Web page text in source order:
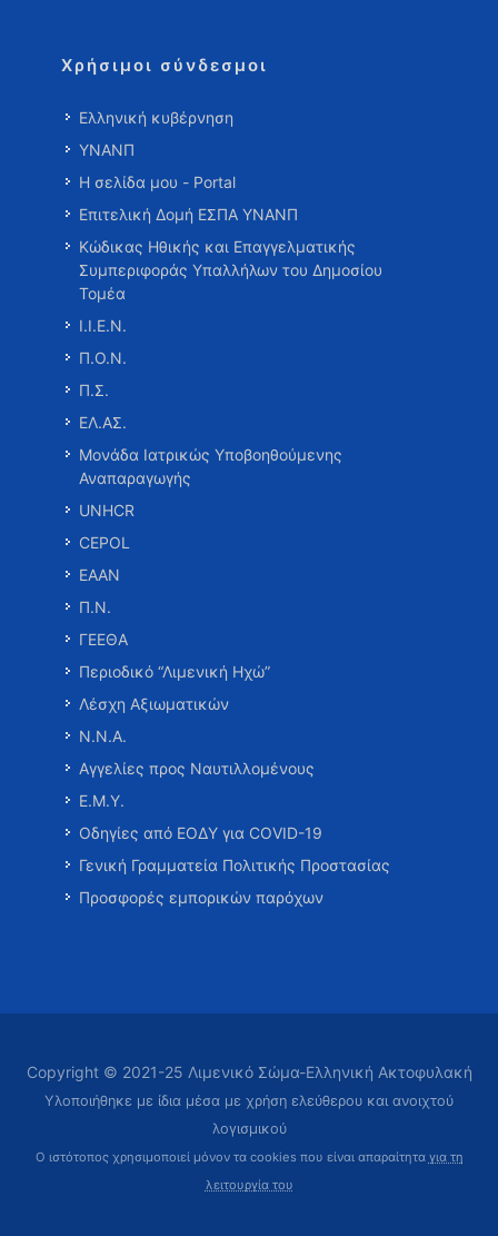
Χρήσιμοι σύνδεσμοι
Ελληνική κυβέρνηση
ΥΝΑΝΠ
Η σελίδα μου - Portal
Επιτελική Δομή ΕΣΠΑ ΥΝΑΝΠ
Κώδικας Ηθικής και Επαγγελματικής
Συμπεριφοράς Υπαλλήλων του Δημοσίου
Τομέα
Ι.Ι.Ε.Ν.
Π.Ο.Ν.
Π.Σ.
ΕΛ.ΑΣ.
Μονάδα Ιατρικώς Υποβοηθούμενης
Αναπαραγωγής
UNHCR
CEPOL
ΕΑΑΝ
Π.Ν.
ΓΕΕΘΑ
Περιοδικό “Λιμενική Ηχώ”
Λέσχη Αξιωματικών
Ν.Ν.Α.
Αγγελίες προς Ναυτιλλομένους
Ε.Μ.Υ.
Οδηγίες από ΕΟΔΥ για COVID-19
Γενική Γραμματεία Πολιτικής Προστασίας
Προσφορές εμπορικών παρόχων
Copyright © 2021-25 Λιμενικό Σώμα-Ελληνική Ακτοφυλακή
Υλοποιήθηκε με ίδια μέσα με χρήση ελεύθερου και ανοιχτού
λογισμικού
Ο ιστότοπος χρησιμοποιεί μόνον τα cookies που είναι απαραίτητα για τη
λειτουργία του